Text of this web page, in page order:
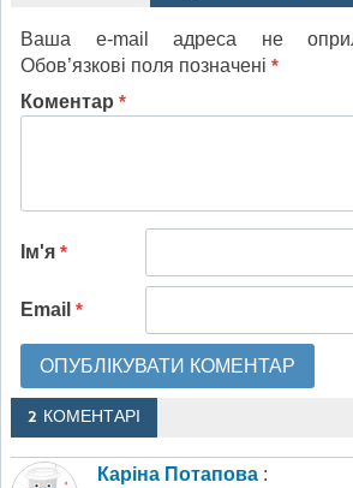
Ваша e-mail адреса не
Обов’язкові поля позначені *
Коментар *
Ім'я *
Email *
2 КОМЕНТАРІ
Каріна Потапова :